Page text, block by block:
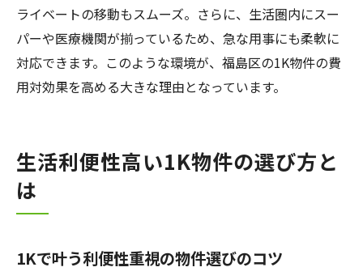
ライベートの移動もスムーズ。さらに、生活圏内にスー
パーや医療機関が揃っているため、急な用事にも柔軟に
対応できます。このような環境が、福島区の1K物件の費
用対効果を高める大きな理由となっています。
生活利便性高い1K物件の選び方と
は
1Kで叶う利便性重視の物件選びのコツ